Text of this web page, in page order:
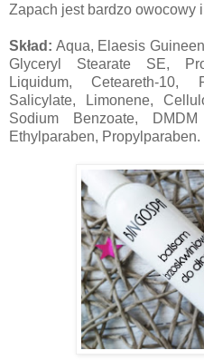
Zapach jest bardzo owocowy
Skład:Aqua, Elaesis
Glyceryl Stearate SE,
Liquidum, Ceteareth-10,
Salicylate, Limonene,
Sodium Benzoate, DMDM
Ethylparaben, Propylparaben.